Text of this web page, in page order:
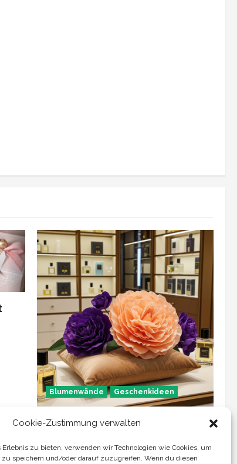
Cookie-Zustimmung verwalten
zu bieten, verwenden wir Technologien wie Cookies, um
zu speichern und/oder darauf zuzugreifen. Wenn du diesen
Blumenwände Geschenkideen
Krepppapierblumen